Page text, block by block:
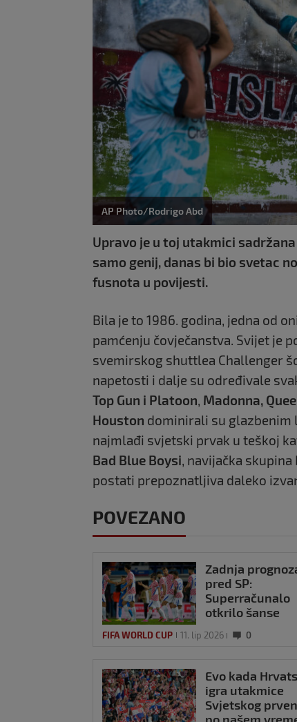
AP Photo/Rodrigo Abd
Upravo je u toj utakmici
samo genij, danas bi bio svetac
fusnota u povijesti.
Bila je to 1986. godina, jedna od
pamćenju čovječanstva. Svijet je
svemirskog shuttlea Challenger
napetosti i dalje su određivale
Top Gun i Platoon, Madonna,
Houston dominirali su glazbenim
najmlađi svjetski prvak u teškoj
Bad Blue Boysi, navijačka
postati prepoznatljiva daleko
POVEZANO
Zadnja
pred SP:
Superračunalo
otkrilo šanse
osvajanje trofeja
FIFA WORLD CUP 11. lip 2026 0
Evo kada
igra utakmice
Svjetskog
po našem